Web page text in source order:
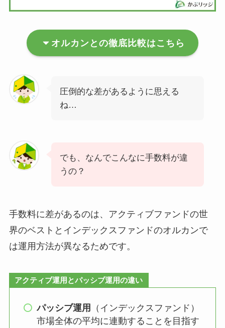
オルカンとの徹底比較はこちら
圧倒的な差があるように思える
ね…
でも、なんでこんなに手数料が違
うの？
手数料に差があるのは、アクティブファンドの世
界のベストとインデックスファンドのオルカンで
は運用方法が異なるためです。
アクティブ運用とパッシブ運用の違い
パッシブ運用
（インデックスファンド）
市場全体の平均に連動することを目指す